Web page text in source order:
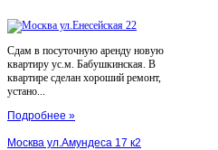
Сдам в посуточную аренду новую
квартиру ус.м. Бабушкинская. В
квартире сделан хороший ремонт,
устано...
Подробнее »
Москва ул.Амундеса 17 к2